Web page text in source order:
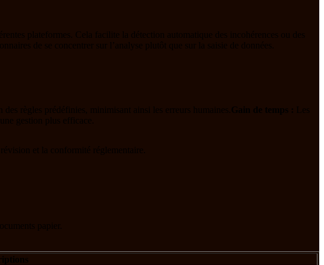
plateformes. Cela facilite la détection automatique des incohérences ou des
de se concentrer sur l’analyse plutôt que sur la saisie de données.
règles prédéfinies, minimisant ainsi les erreurs humaines. Gain de temps : Les
gestion plus efficace.
et la conformité réglementaire.
papier.